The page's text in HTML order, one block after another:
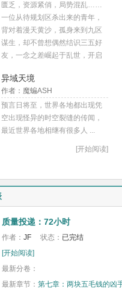
匮乏，资源紧俏，局势混乱……
一位从待规划区杀出来的青年，
背对着漫天黄沙，孤身来到九区
谋生，却不曾想偶然结识三五好
友，一念之差崛起于乱世，开启
是那个江湖。 唯一指定微信公共
账号—伪戒
阅读]
异域天境
作者：魔蝙ASH
预言日将至，世界各地都出现凭
空出现怪异的时空裂缝的传闻，
最近世界各地相继有很多人 ...
[开始阅读]
质量投递：72小时
作者： JF 状态： 已完结
[开始阅读]
最新分卷：
最新章节： 第七章：两块五毛钱的凶